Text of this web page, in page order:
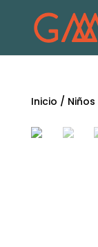
Inicio / Niños